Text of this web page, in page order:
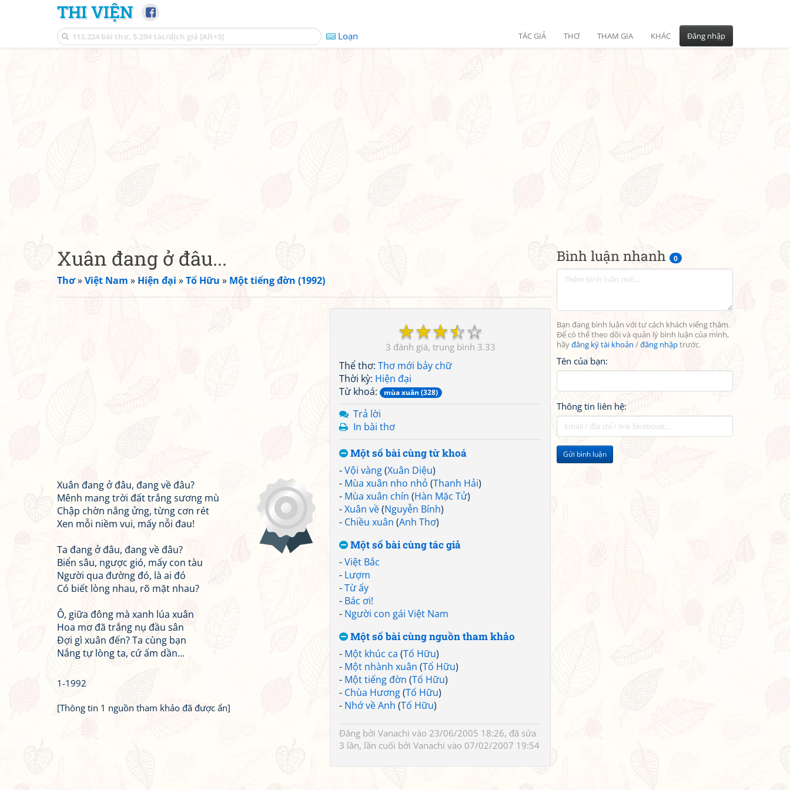
THI VIỆN
Loạn TÁC GIẢ THƠ THAM GIA KHÁC Đăng nhập
Bình luận nhanh 0
Bạn đang bình luận với tư cách khách viếng thăm.
Để có thể theo dõi và quản lý bình luận của mình,
hãyđăng ký tài khoản /đăng nhậptrước.
Tên của bạn:
Thông tin liên hệ:
Gửi bình luận
Xuân đang ở đâu...
Thơ»Việt Nam » Hiện đại »Tố Hữu » Một tiếng đờn (1992)
☆
☆
☆
☆
☆
3 3.33
Thể thơ: Thơ mới bảy chữ
Thời kỳ: Hiện đại
Từ khoá:
mùa xuân (328)
Trả lời
In bài thơ
Một số bài cùng từ khoá
-Vội vàng(Xuân Diệu)
- Mùa xuân nho nhỏ (Thanh Hải)
- Mùa xuân chín (Hàn Mặc Tử)
-Xuân về(Nguyễn Bính)
- Chiều xuân (Anh Thơ)
Một số bài cùng tác giả
-Việt Bắc
- Lượm
-Từ ấy
- Bác ơi!
- Người con gái Việt Nam
Một số bài cùng nguồn tham khảo
- Một khúc ca (Tố Hữu)
- Một nhành xuân (Tố Hữu)
- Một tiếng đờn (Tố Hữu)
- Chùa Hương(Tố Hữu)
- Nhớ về Anh (Tố Hữu)
Đăng bởi Vanachi vào 23/06/2005 18:26, đã sửa
3 lần, lần cuối bởi Vanachi vào 07/02/2007 19:54
Xuân đang ở đâu, đang về đâu?
Mênh mang trời đất trắng sương mù
Chập chờn nắng ửng, từng cơn rét
Xen mỗi niềm vui, mấy nỗi đau!
Ta đang ở đâu, đang về đâu?
Biển sâu, ngược gió, mấy con tàu
Người qua đường đó, là ai đó
Có biết lòng nhau, rõ mặt nhau?
Ô, giữa đông mà xanh lúa xuân
Hoa mơ đã trắng nụ đầu sân
Đợi gì xuân đến? Ta cùng bạn
Nắng tự lòng ta, cứ ấm dần...
1-1992
[Thông tin 1 nguồn tham khảo đã được ẩn]